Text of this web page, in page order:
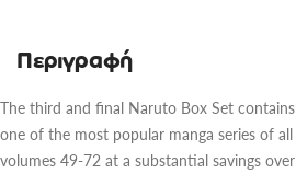
Περιγραφή
The third and final Naruto Box Set
one of the most popular manga series of
volumes 49-72 at a substantial savings